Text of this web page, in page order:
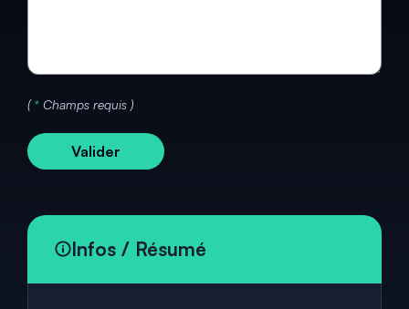
(* Champs requis )
Valider
Infos / Résumé